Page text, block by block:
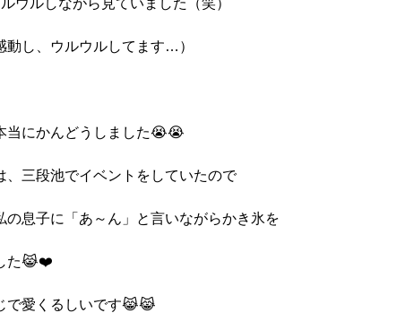
ウルしながら見ていました（笑）
動し、ウルウルしてます…）
当にかんどうしました😭😭
、三段池でイベントをしていたので
の息子に「あ～ん」と言いながらかき氷を
た😹❤️
で愛くるしいです😹😹